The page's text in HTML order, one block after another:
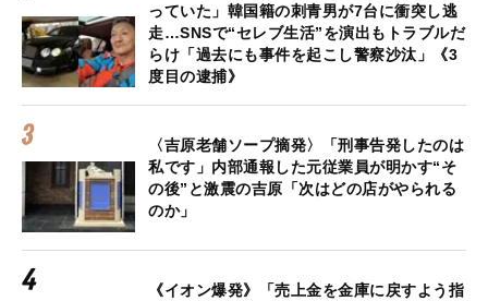
っていた」韓国籍の刺青男が7台に衝突し逃
走…SNSで“セレブ生活”を演出もトラブルだ
らけ「過去にも事件を起こし警察沙汰」《3
度目の逮捕》
〈吉原老舗ソープ摘発〉「刑事告発したのは
私です」内部通報した元従業員が明かす“そ
の後”と激震の吉原「次はどの店がやられる
のか」
《イオン爆発》「売上金を金庫に戻すよう指